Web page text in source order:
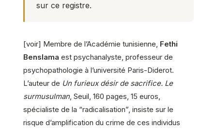
sur ce registre.
[voir] Membre de l’Académie tunisienne, Fethi
Benslama est psychanalyste, professeur de
psychopathologie à l’université Paris-Diderot.
L’auteur de Un furieux désir de sacrifice. Le
surmusulman, Seuil, 160 pages, 15 euros,
spécialiste de la “radicalisation”, insiste sur le
risque d’amplification du crime de ces individus